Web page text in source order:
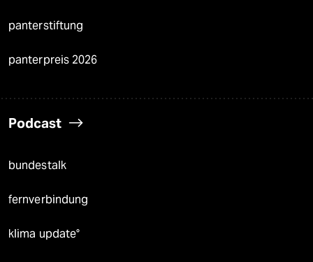
panterstiftung
panterpreis 2026
Podcast
bundestalk
fernverbindung
klima update°